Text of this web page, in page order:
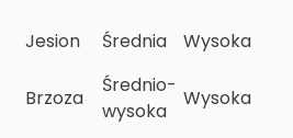
Jesion
Średnia Wysoka
Brzoza
Średnio-
wysoka
Wysoka